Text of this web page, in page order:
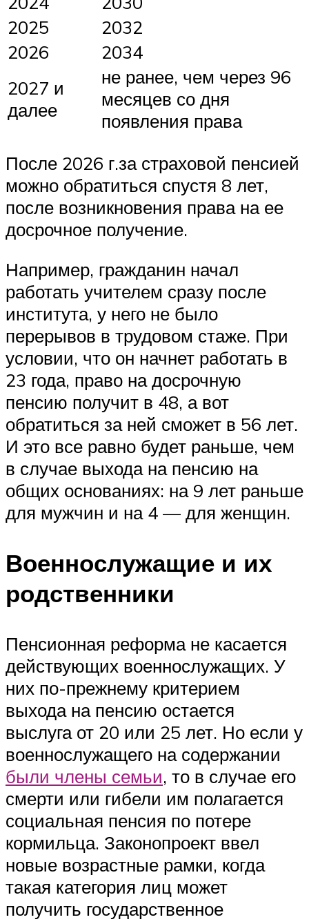
2025
2032
2026
2034
2027 и
далее
не ранее, чем через 96
месяцев со дня
появления права
После 2026 г.за страховой пенсией
можно обратиться спустя 8 лет,
после возникновения права на ее
досрочное получение.
Например, гражданин начал
работать учителем сразу после
института, у него не было
перерывов в трудовом стаже. При
условии, что он начнет работать в
23 года, право на досрочную
пенсию получит в 48, а вот
обратиться за ней сможет в 56 лет.
И это все равно будет раньше, чем
в случае выхода на пенсию на
общих основаниях: на 9 лет раньше
для мужчин и на 4 — для женщин.
Военнослужащие и их
родственники
Пенсионная реформа не касается
действующих военнослужащих. У
них по-прежнему критерием
выхода на пенсию остается
выслуга от 20 или 25 лет. Но если у
военнослужащего на содержании
были члены семьи, то в случае его
смерти или гибели им полагается
социальная пенсия по потере
кормильца. Законопроект ввел
новые возрастные рамки, когда
такая категория лиц может
получить государственное